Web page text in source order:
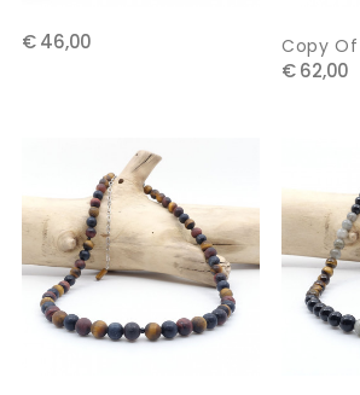
€ 46,00 Copy Of
€ 62,00